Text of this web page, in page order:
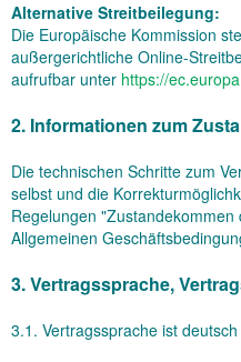
Alternative Streitbeilegung:
Die Europäische Kommission
außergerichtliche Online-
aufrufbar unter https://
2. Informationen zum
Die technischen Schritte zum
selbst und die
Regelungen
Allgemeinen
3. Vertragssprache,
3.1. Vertragssprache ist deutsch